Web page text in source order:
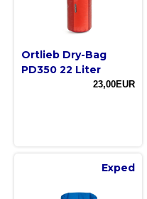
Ortlieb Dry-Bag
PD350 22 Liter
23,00EUR
Exped